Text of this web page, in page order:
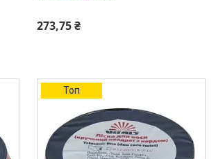
273,75 ₴
+380 (99) 454-50-15
Топ